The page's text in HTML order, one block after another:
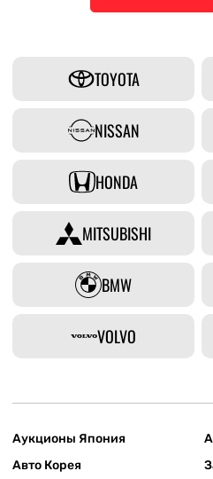
TOYOTA
NISSAN
HONDA
MITSUBISHI
BMW
VOLVO
Аукционы Япония
Авто Корея